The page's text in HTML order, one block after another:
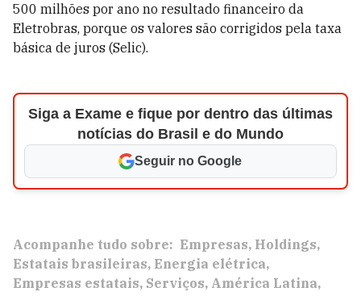
500 milhões por ano no resultado financeiro da
Eletrobras, porque os valores são corrigidos pela taxa
básica de juros (Selic).
Siga a Exame e fique por dentro das últimas
notícias do Brasil e do Mundo
Seguir no Google
Acompanhe tudo sobre: Empresas Holdings
Estatais brasileiras Energia elétrica
Empresas estatais Serviços América Latina